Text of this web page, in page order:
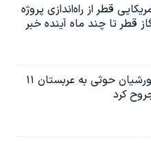
قطر از راه‌اندازی پروژه
قطر تا چند ماه آینده خبر
حمله شورشیان حوثی به عربستان ۱۱
کرد